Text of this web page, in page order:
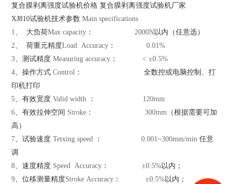
复合膜剥离强度试验机价格 复合膜剥离强度试验机厂家
XJ810试验机技术参数 Main specifications
1、 大负荷Max capacity ： 2000N以内（任意选）
2、 荷重元精度Load Accuracy ：
0.01%
3、测试精度 Measuring accuracy ：
< ±0.5%
4、操作方式 Control ：
全数控或电脑控制、打
印机打印
5、有效宽度 Valid width ：
120mm
6、有效拉伸空间 Stroke ： 300mm （根据需要可加
高）
7、试验速度 Tetxing speed ： 0.001~300mm/min任意
调
8、速度精度 Speed Accuracy ： ±0.5%以内；
9、位移测量精度Stroke Accuracy ： ±0.5%以内；